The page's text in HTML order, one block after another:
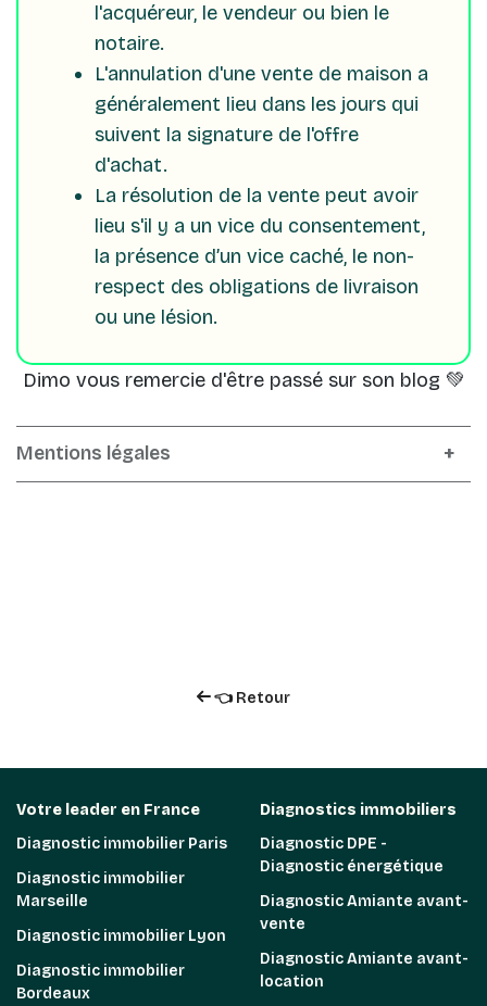
l'acquéreur, le vendeur ou bien le
notaire.
L'annulation d'une vente de maison a
généralement lieu dans les jours qui
suivent la signature de l'offre
d'achat.
La résolution de la vente peut avoir
lieu s'il y a un vice du consentement,
la présence d’un vice caché, le non-
respect des obligations de livraison
ou une lésion.
Dimo vous remercie d'être passé sur son blog 💚
Mentions légales
👈 Retour
Votre leader en France
Diagnostic immobilier Paris
Diagnostic immobilier
Marseille
Diagnostic immobilier Lyon
Diagnostic immobilier
Bordeaux
Diagnostics immobiliers
Diagnostic DPE -
Diagnostic énergétique
Diagnostic Amiante avant-
vente
Diagnostic Amiante avant-
location